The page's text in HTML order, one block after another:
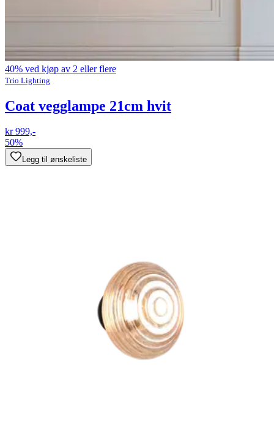
40% ved kjøp av 2 eller flere
Trio Lighting
Coat vegglampe 21cm hvit
kr 999,-
50%
Legg til ønskeliste